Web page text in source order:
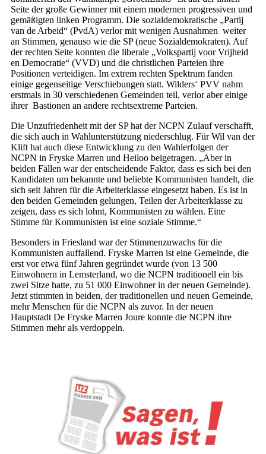
Seite der große Gewinner mit einem modernen progressiven und
gemäßigten linken Programm. Die sozialdemokratische „Partij
van de Arbeid“ (PvdA) verlor mit wenigen Ausnahmen weiter
an Stimmen, genauso wie die SP (neue Sozialdemokraten). Auf
der rechten Seite konnten die liberale „Volkspartij voor Vrijheid
en Democratie“ (VVD) und die christlichen Parteien ihre
Positionen verteidigen. Im extrem rechten Spektrum fanden
einige gegenseitige Verschiebungen statt. Wilders‘ PVV nahm
erstmals in 30 verschiedenen Gemeinden teil, verlor aber einige
ihrer Bastionen an andere rechts­extreme Parteien.
Die Unzufriedenheit mit der SP hat der NCPN Zulauf verschafft,
die sich auch in Wahlunterstützung niederschlug. Für Wil van der
Klift hat auch diese Entwicklung zu den Wahlerfolgen der
NCPN in Fryske Marren und Heiloo beigetragen. „Aber in
beiden Fällen war der entscheidende Faktor, dass es sich bei den
Kandidaten um bekannte und beliebte Kommunisten handelt, die
sich seit Jahren für die Arbeiterklasse eingesetzt haben. Es ist in
den beiden Gemeinden gelungen, Teilen der Arbeiterklasse zu
zeigen, dass es sich lohnt, Kommunisten zu wählen. Eine
Stimme für Kommunisten ist eine soziale Stimme.“
Besonders in Friesland war der Stimmenzuwachs für die
Kommunisten auffallend. Fryske Marren ist eine Gemeinde, die
erst vor etwa fünf Jahren gegründet wurde (von 13 500
Einwohnern in Lemsterland, wo die NCPN traditionell ein bis
zwei Sitze hatte, zu 51 000 Einwohner in der neuen Gemeinde).
Jetzt stimmten in beiden, der traditionellen und neuen Gemeinde,
mehr Menschen für die NCPN als zuvor. In der neuen
Hauptstadt De Fryske Marren Joure konnte die NCPN ihre
Stimmen mehr als verdoppeln.